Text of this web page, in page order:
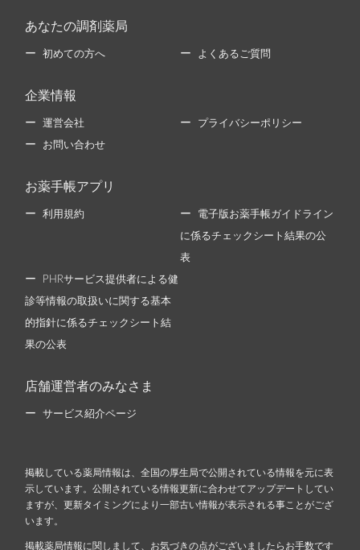
あなたの調剤薬局
初めての方へ よくあるご質問
企業情報
運営会社 プライバシーポリシー
お問い合わせ
お薬手帳アプリ
利用規約 電子版お薬手帳ガイドライン
に係るチェックシート結果の公
表
PHRサービス提供者による健
診等情報の取扱いに関する基本
的指針に係るチェックシート結
果の公表
店舗運営者のみなさま
サービス紹介ページ
掲載している薬局情報は、全国の厚生局で公開されている情報を元に表
示しています。公開されている情報更新に合わせてアップデートしてい
ますが、更新タイミングにより一部古い情報が表示される事ことがござ
います。
掲載薬局情報に関しまして、お気づきの点がございましたらお手数です